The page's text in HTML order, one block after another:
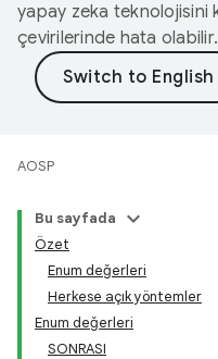
yapay zeka teknolojisini
çevirilerinde hata olabilir.
AOSP
Bu sayfada
Özet
Enum değerleri
Herkese açık yöntemler
Enum değerleri
SONRASI